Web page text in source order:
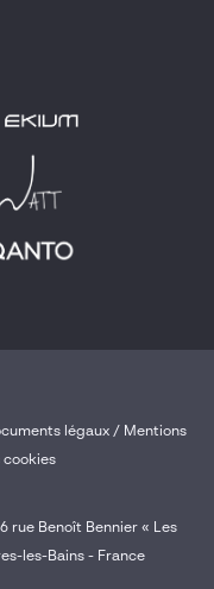
rue Benoît Bennier « Les
les-Bains - France
légaux/ Mentions
cookies